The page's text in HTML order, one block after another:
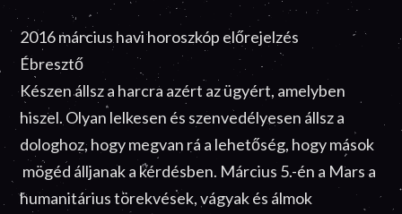
2016 március havi horoszkóp előrejelzés
Ébresztő
Készen állsz a harcra azért az ügyért, amelyben
hiszel. Olyan lelkesen és szenvedélyesen állsz a
dologhoz, hogy megvan rá a lehetőség, hogy mások
mögéd álljanak a kérdésben. Március 5.-én a Mars a
humanitárius törekvések, vágyak és álmok